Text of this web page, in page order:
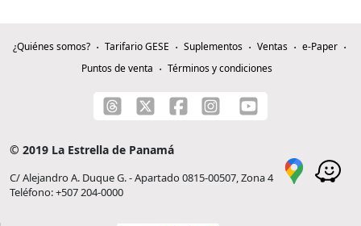
¿Quiénes somos? Tarifario GESE Suplementos Ventas
e-Paper
Puntos de venta
Términos y condiciones
© 2019 La Estrella de Panamá
C/ Alejandro A. Duque G. - Apartado 0815-00507, Zona 4
Teléfono: +507 204-0000